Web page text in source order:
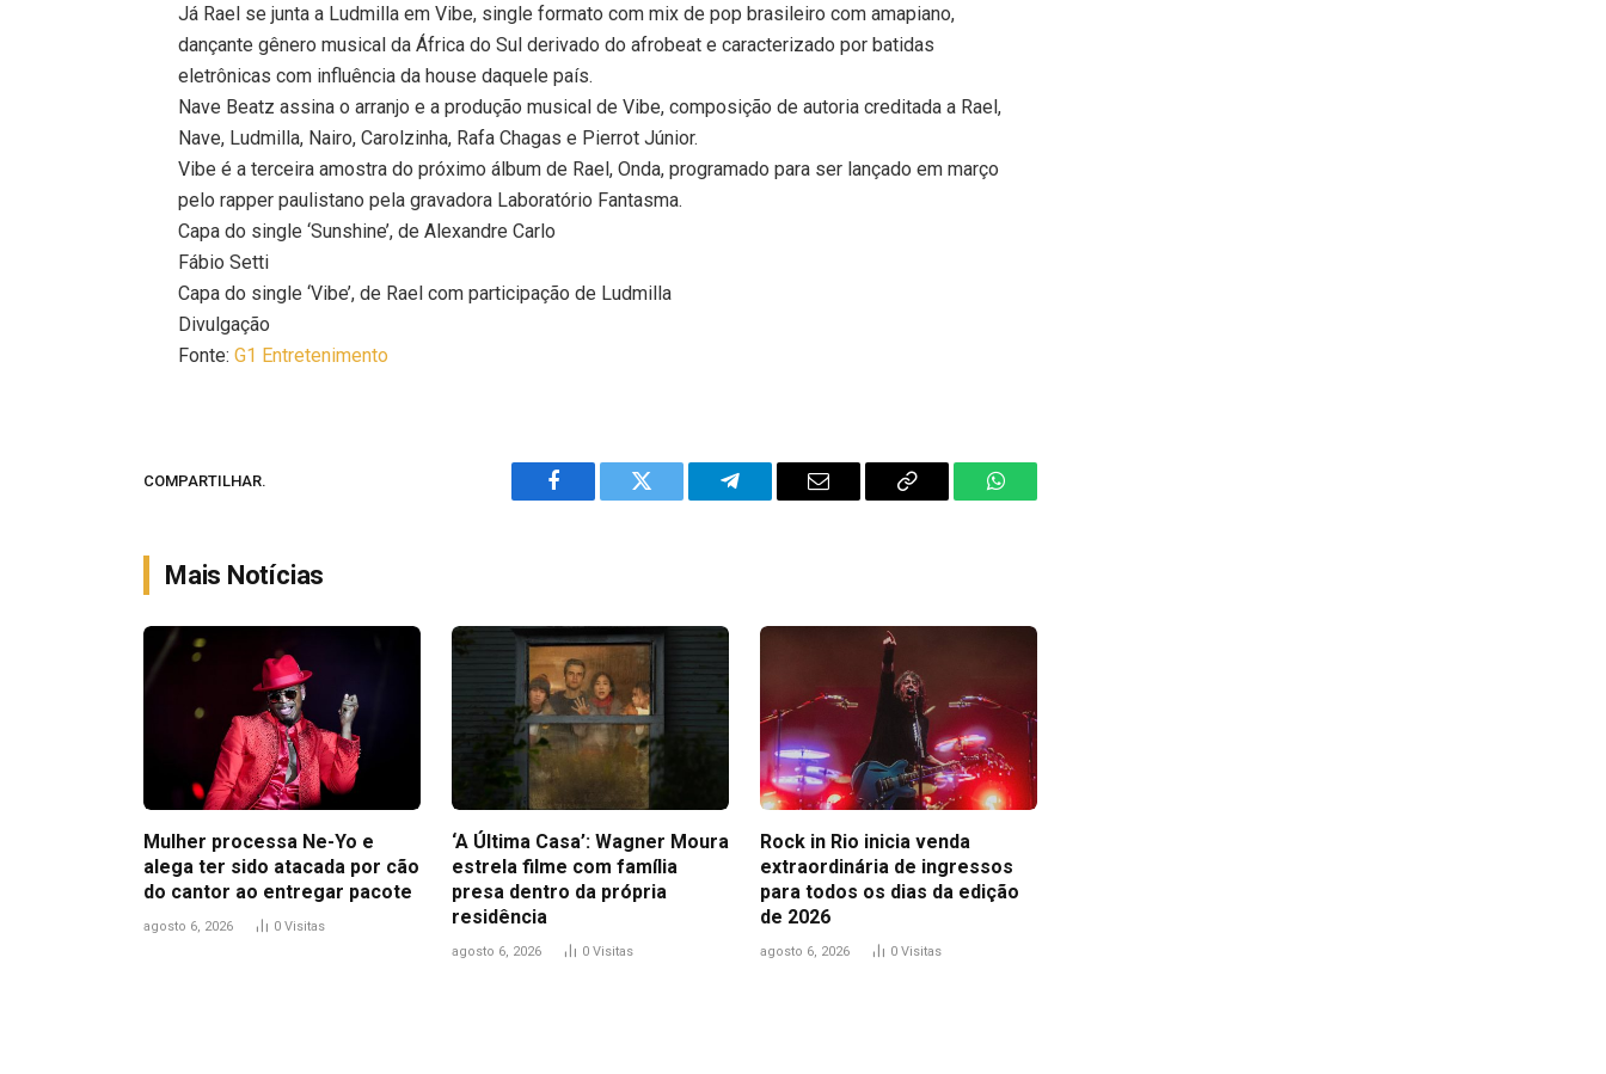
Já Rael se junta a Ludmilla em Vibe, single formato com mix de pop brasileiro com amapiano,
dançante gênero musical da África do Sul derivado do afrobeat e caracterizado por batidas
eletrônicas com influência da house daquele país.
Nave Beatz assina o arranjo e a produção musical de Vibe, composição de autoria creditada a Rael,
Nave, Ludmilla, Nairo, Carolzinha, Rafa Chagas e Pierrot Júnior.
Vibe é a terceira amostra do próximo álbum de Rael, Onda, programado para ser lançado em março
pelo rapper paulistano pela gravadora Laboratório Fantasma.
Capa do single ‘Sunshine’, de Alexandre Carlo
Fábio Setti
Capa do single ‘Vibe’, de Rael com participação de Ludmilla
Divulgação
Fonte:G1 Entretenimento
COMPARTILHAR.
Facebook Twitter Telegram Email
Copy
WhatsApp
Mais Notícias
Mulher processa Ne-Yo e
alega ter sido atacada por cão
do cantor ao entregar pacote
agosto 6, 2026 0 Visitas
‘A Última Casa’: Wagner Moura
estrela filme com família
presa dentro da própria
residência
agosto 6, 2026 0 Visitas
Rock in Rio inicia venda
extraordinária de ingressos
para todos os dias da edição
de 2026
agosto 6, 2026 0 Visitas